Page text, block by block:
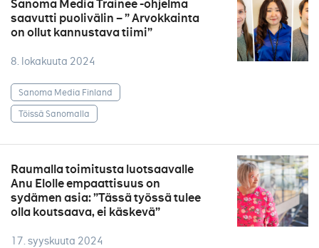
Sanoma Media Trainee -ohjelma
saavutti puolivälin – ” Arvokkainta
on ollut kannustava tiimi”
8. lokakuuta 2024
Sanoma Media Finland
Töissä Sanomalla
Raumalla toimitusta luotsaavalle
Anu Elolle empaattisuus on
sydämen asia: ”Tässä työssä tulee
olla koutsaava, ei käskevä”
17. syyskuuta 2024